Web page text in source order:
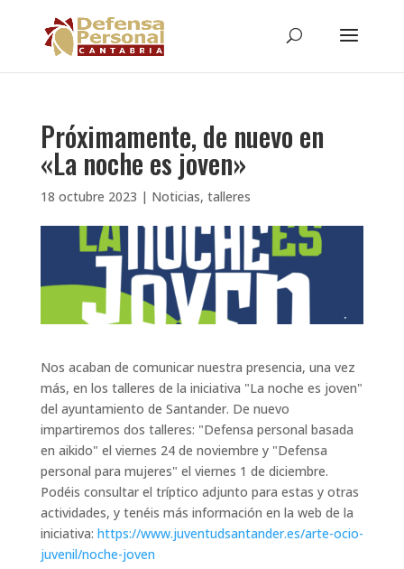
Próximamente, de nuevo en
«La noche es joven»
18 octubre 2023 | Noticias, talleres
Nos acaban de comunicar nuestra presencia, una vez
más, en los talleres de la iniciativa "La noche es joven"
del ayuntamiento de Santander. De nuevo
impartiremos dos talleres: "Defensa personal basada
en aikido" el viernes 24 de noviembre y "Defensa
personal para mujeres" el viernes 1 de diciembre.
Podéis consultar el tríptico adjunto para estas y otras
actividades, y tenéis más información en la web de la
iniciativa: https://www.juventudsantander.es/arte-ocio-
juvenil/noche-joven